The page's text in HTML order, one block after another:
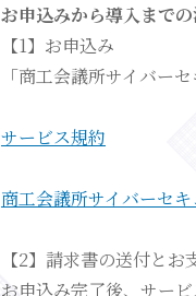
お申込みから導入まで
【1】お申込み
「商工会議所サイバー
サービス規約
商工会議所サイバーセ
【2】請求書の送付とお
お申込み完了後、サー